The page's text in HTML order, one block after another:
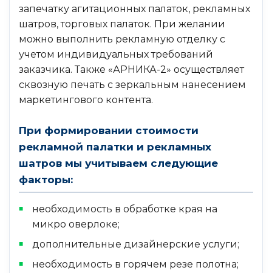
запечатку агитационных палаток, рекламных
шатров, торговых палаток. При желании
можно выполнить рекламную отделку с
учетом индивидуальных требований
заказчика. Также «АРНИКА-2» осуществляет
сквозную печать с зеркальным нанесением
маркетингового контента.
При формировании стоимости
рекламной палатки и рекламных
шатров мы учитываем следующие
факторы:
необходимость в обработке края на
микро оверлоке;
дополнительные дизайнерские услуги;
необходимость в горячем резе полотна;